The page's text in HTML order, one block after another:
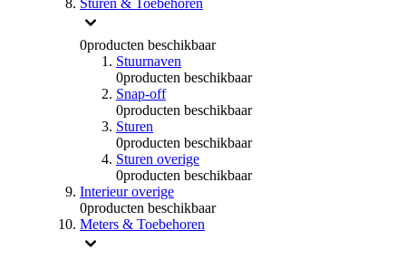
Sturen & Toebehoren
0producten beschikbaar
Stuurnaven
0producten beschikbaar
Snap-off
0producten beschikbaar
Sturen
0producten beschikbaar
Sturen overige
0producten beschikbaar
Interieur overige
0producten beschikbaar
Meters & Toebehoren